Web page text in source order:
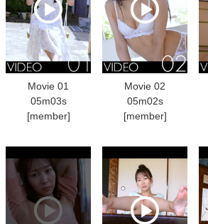
Movie 01
05m03s
[member]
Movie 02
05m02s
[member]